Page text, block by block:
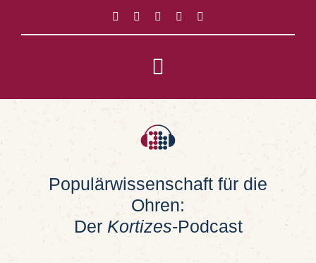
springen
Toggle
Navigation
Impressum
Populärwissenschaft für die
Ohren:
Der Kortizes-Podcast